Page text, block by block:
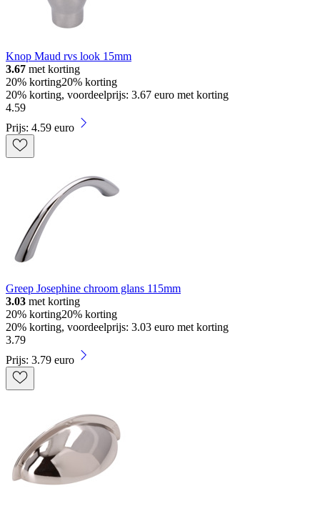
Knop Maud rvs look 15mm
3.67 met korting
20% korting20% korting
20% korting, voordeelprijs: 3.67 euro met korting
4.59
Prijs: 4.59 euro
Greep Josephine chroom glans 115mm
3.03 met korting
20% korting20% korting
20% korting, voordeelprijs: 3.03 euro met korting
3.79
Prijs: 3.79 euro